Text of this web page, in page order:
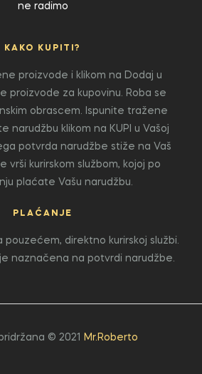
ne radimo
KAKO KUPITI?
proizvode i klikom na Dodaj u
proizvode za kupovinu. Roba se
obrascem. Ispunite tražene
narudžbu klikom na KUPI u Vašoj
potvrda narudžbe stiže na Vaš
vrši kurirskom službom, kojoj po
plaćate Vašu narudžbu.
PLAĆANJE
pouzećem, direktno kurirskoj službi.
je naznačena na potvrdi narudžbe.
© 2021 Mr.Roberto